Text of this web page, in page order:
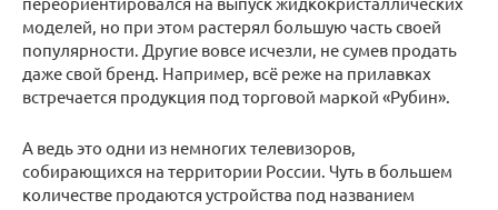
моделей, но при этом растерял большую часть своей
популярности. Другие вовсе исчезли, не сумев продать
даже свой бренд. Например, всё реже на прилавках
встречается продукция под торговой маркой «Рубин».
А ведь это одни из немногих телевизоров,
собирающихся на территории России. Чуть в большем
количестве продаются устройства под названием